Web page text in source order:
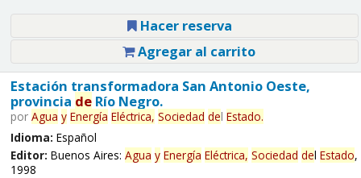
Hacer reserva
Agregar al carrito
Estación transformadora San Antonio Oeste,
provincia deRío Negro.
por Agua y Energía Eléctrica, Sociedad del Estado.
Idioma: Español
Editor: Buenos Aires: Agua y Energía Eléctrica, Sociedad del Estado,
1998